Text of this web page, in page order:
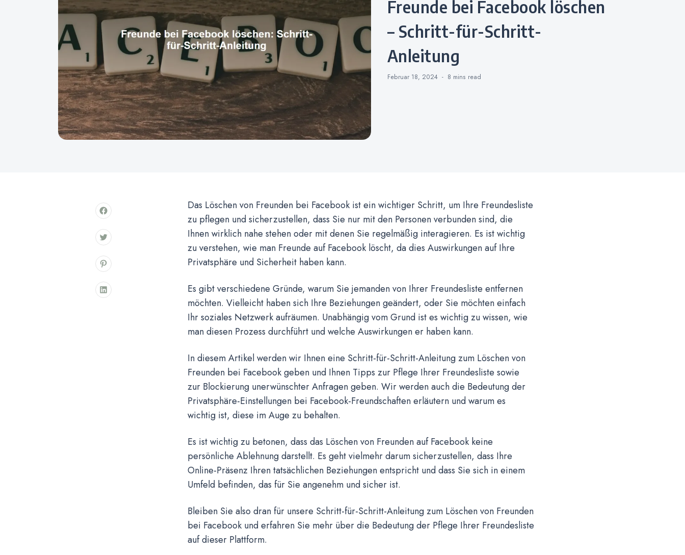
Freunde bei Facebook löschen
– Schritt-für-Schritt-
Anleitung
Februar 18, 2024 8 mins read
Das Löschen von Freunden bei Facebook ist ein wichtiger Schritt, um Ihre Freundesliste
zu pflegen und sicherzustellen, dass Sie nur mit den Personen verbunden sind, die
Ihnen wirklich nahe stehen oder mit denen Sie regelmäßig interagieren. Es ist wichtig
zu verstehen, wie man Freunde auf Facebook löscht, da dies Auswirkungen auf Ihre
Privatsphäre und Sicherheit haben kann.
Es gibt verschiedene Gründe, warum Sie jemanden von Ihrer Freundesliste entfernen
möchten. Vielleicht haben sich Ihre Beziehungen geändert, oder Sie möchten einfach
Ihr soziales Netzwerk aufräumen. Unabhängig vom Grund ist es wichtig zu wissen, wie
man diesen Prozess durchführt und welche Auswirkungen er haben kann.
In diesem Artikel werden wir Ihnen eine Schritt-für-Schritt-Anleitung zum Löschen von
Freunden bei Facebook geben und Ihnen Tipps zur Pflege Ihrer Freundesliste sowie
zur Blockierung unerwünschter Anfragen geben. Wir werden auch die Bedeutung der
Privatsphäre-Einstellungen bei Facebook-Freundschaften erläutern und warum es
wichtig ist, diese im Auge zu behalten.
Es ist wichtig zu betonen, dass das Löschen von Freunden auf Facebook keine
persönliche Ablehnung darstellt. Es geht vielmehr darum sicherzustellen, dass Ihre
Online-Präsenz Ihren tatsächlichen Beziehungen entspricht und dass Sie sich in einem
Umfeld befinden, das für Sie angenehm und sicher ist.
Bleiben Sie also dran für unsere Schritt-für-Schritt-Anleitung zum Löschen von Freunden
bei Facebook und erfahren Sie mehr über die Bedeutung der Pflege Ihrer Freundesliste
auf dieser Plattform.